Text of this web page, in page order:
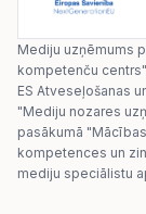
Mediju uzņēmums
kompetenču centrs"
ES Atveseļošanas
"Mediju nozares
pasākumā
kompetences un
mediju speciālistu